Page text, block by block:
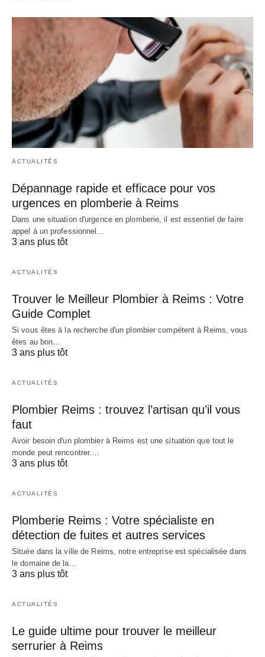
ACTUALITÉS
Dépannage rapide et efficace pour vos
urgences en plomberie à Reims
Dans une situation d'urgence en plomberie, il est essentiel de faire
appel à un professionnel…
3 ans plus tôt
ACTUALITÉS
Trouver le Meilleur Plombier à Reims : Votre
Guide Complet
Si vous êtes à la recherche d'un plombier compétent à Reims, vous
êtes au bon…
3 ans plus tôt
ACTUALITÉS
Plombier Reims : trouvez l’artisan qu’il vous
faut
Avoir besoin d'un plombier à Reims est une situation que tout le
monde peut rencontrer.…
3 ans plus tôt
ACTUALITÉS
Plomberie Reims : Votre spécialiste en
détection de fuites et autres services
Située dans la ville de Reims, notre entreprise est spécialisée dans
le domaine de la…
3 ans plus tôt
ACTUALITÉS
Le guide ultime pour trouver le meilleur
serrurier à Reims